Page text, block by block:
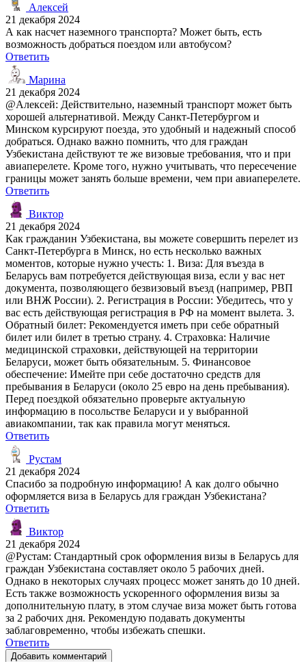
Алексей
21 декабря 2024
А как насчет наземного транспорта? Может быть, есть
возможность добраться поездом или автобусом?
Ответить
Марина
21 декабря 2024
@Алексей: Действительно, наземный транспорт может быть
хорошей альтернативой. Между Санкт-Петербургом и
Минском курсируют поезда, это удобный и надежный способ
добраться. Однако важно помнить, что для граждан
Узбекистана действуют те же визовые требования, что и при
авиаперелете. Кроме того, нужно учитывать, что пересечение
границы может занять больше времени, чем при авиаперелете.
Ответить
Виктор
21 декабря 2024
Как гражданин Узбекистана, вы можете совершить перелет из
Санкт-Петербурга в Минск, но есть несколько важных
моментов, которые нужно учесть: 1. Виза: Для въезда в
Беларусь вам потребуется действующая виза, если у вас нет
документа, позволяющего безвизовый въезд (например, РВП
или ВНЖ России). 2. Регистрация в России: Убедитесь, что у
вас есть действующая регистрация в РФ на момент вылета. 3.
Обратный билет: Рекомендуется иметь при себе обратный
билет или билет в третью страну. 4. Страховка: Наличие
медицинской страховки, действующей на территории
Беларуси, может быть обязательным. 5. Финансовое
обеспечение: Имейте при себе достаточно средств для
пребывания в Беларуси (около 25 евро на день пребывания).
Перед поездкой обязательно проверьте актуальную
информацию в посольстве Беларуси и у выбранной
авиакомпании, так как правила могут меняться.
Ответить
Рустам
21 декабря 2024
Спасибо за подробную информацию! А как долго обычно
оформляется виза в Беларусь для граждан Узбекистана?
Ответить
Виктор
21 декабря 2024
@Рустам: Стандартный срок оформления визы в Беларусь для
граждан Узбекистана составляет около 5 рабочих дней.
Однако в некоторых случаях процесс может занять до 10 дней.
Есть также возможность ускоренного оформления визы за
дополнительную плату, в этом случае виза может быть готова
за 2 рабочих дня. Рекомендую подавать документы
заблаговременно, чтобы избежать спешки.
Ответить
Добавить комментарий